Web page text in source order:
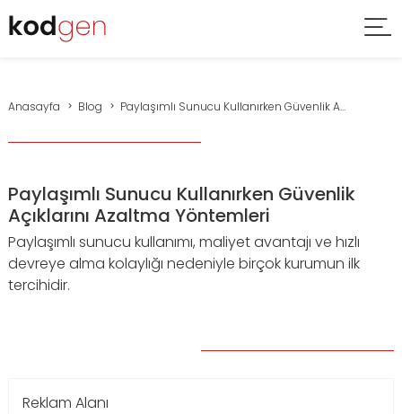
Anasayfa Blog Paylaşımlı Sunucu Kullanırken Güvenlik A...
Paylaşımlı Sunucu Kullanırken Güvenlik
Açıklarını Azaltma Yöntemleri
Paylaşımlı sunucu kullanımı, maliyet avantajı ve hızlı
devreye alma kolaylığı nedeniyle birçok kurumun ilk
tercihidir.
Reklam Alanı